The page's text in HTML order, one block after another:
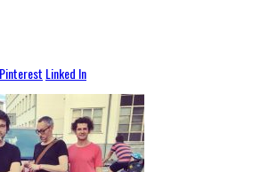
Pinterest Linked In